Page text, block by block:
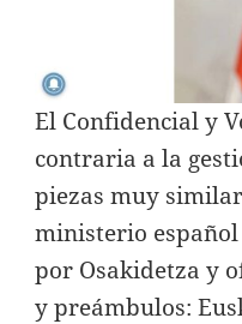
El Confidencial y
contraria a la
piezas muy
ministerio español
por Osakidetza y
y preámbulos: